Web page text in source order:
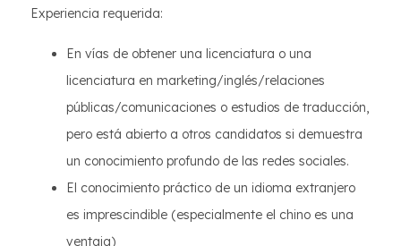
Experiencia requerida:
En vías de obtener una licenciatura o una
licenciatura en marketing/inglés/relaciones
públicas/comunicaciones o estudios de traducción,
pero está abierto a otros candidatos si demuestra
un conocimiento profundo de las redes sociales.
El conocimiento práctico de un idioma extranjero
es imprescindible (especialmente el chino es una
ventaja)